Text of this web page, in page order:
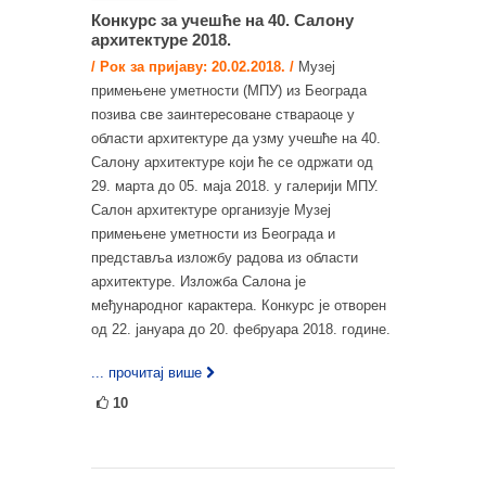
Конкурс за учешће на 40. Салону
архитектуре 2018.
/ Рок за пријаву: 20.02.2018. / Музеј
примењене уметности (МПУ) из Београда
позива све заинтересоване ствараоце у
области архитектуре да узму учешће на 40.
Салону архитектуре који ће се одржати од
29. марта до 05. маја 2018. у галерији МПУ.
Салон архитектуре организује Музеј
примењене уметности из Београда и
представља изложбу радова из области
архитектуре. Изложба Салона је
међународног карактера. Конкурс је отворен
од 22. јануара до 20. фебруара 2018. године.
... прочитај више
10